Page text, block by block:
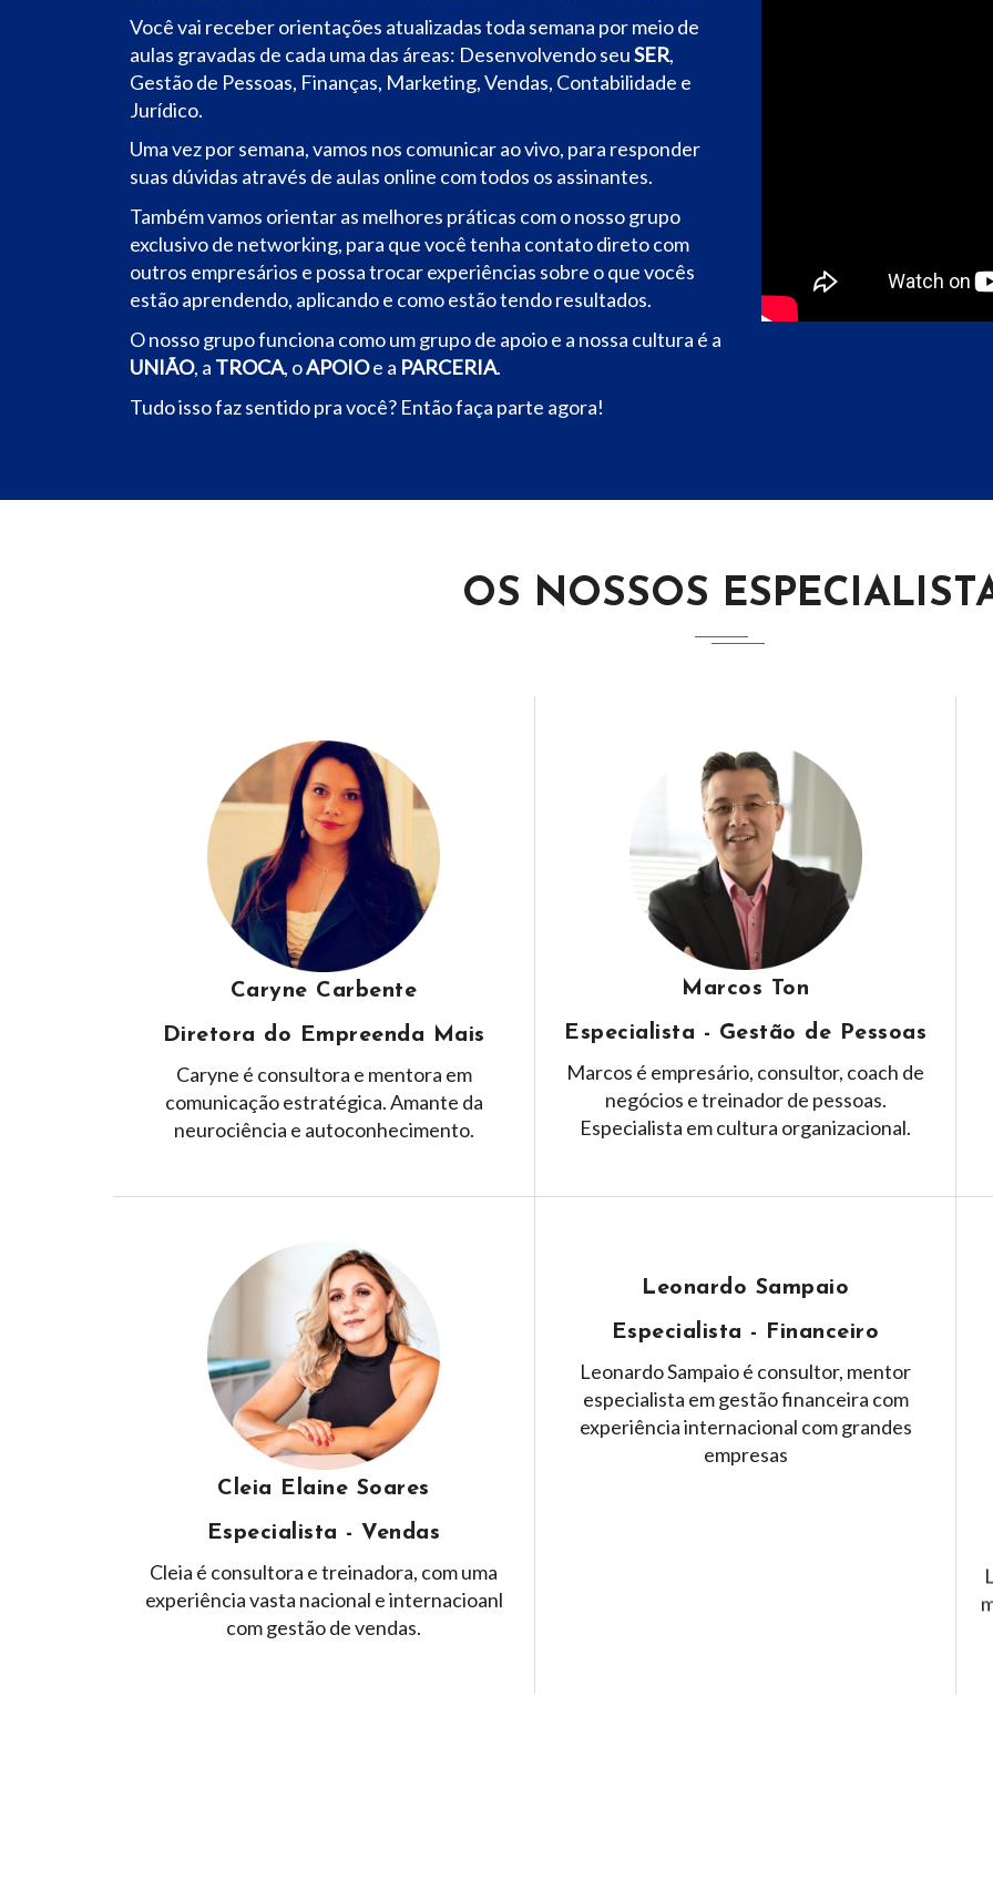
Você vai receber orientações atualizadas toda semana por meio de
aulas gravadas de cada uma das áreas: Desenvolvendo seuSER,
Gestão de Pessoas, Finanças, Marketing, Vendas, Contabilidade e
Jurídico.
Uma vez por semana, vamos nos comunicar ao vivo, para responder
suas dúvidas através de aulas online com todos os assinantes.
Também vamos orientar as melhores práticas com o nosso grupo
exclusivo de networking, para que você tenha contato direto com
outros empresários e possa trocar experiências sobre o que vocês
estão aprendendo, aplicando e como estão tendo resultados.
O nosso grupo funciona como um grupo de apoio e a nossa cultura é a
UNIÃO, a TROCA, oAPOIOe a PARCERIA.
Tudo isso faz sentido pra você? Então faça parte agora!
OS NOSSOS
Caryne Carbente
Diretora do Empreenda Mais
Caryne é consultora e mentora em
comunicação estratégica. Amante da
neurociência e autoconhecimento.
Marcos Ton
Especialista - Gestão de Pessoas
Marcos é empresário, consultor, coach de
negócios e treinador de pessoas.
Especialista em cultura organizacional.
Cleia Elaine Soares
Especialista - Vendas
Cleia é consultora e treinadora, com uma
experiência vasta nacional e internacioanl
com gestão de vendas.
Leonardo Sampaio
Especialista - Financeiro
Leonardo Sampaio é consultor, mentor
especialista em gestão financeira com
experiência internacional com grandes
empresas